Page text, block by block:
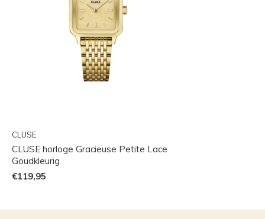
CLUSE
CLUSE horloge Gracieuse Petite Lace
Goudkleurig
€119,95